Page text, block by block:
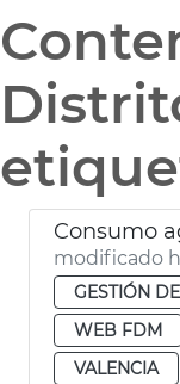
Consumo
modificado
GESTIÓN
WEB FDM
VALENCIA